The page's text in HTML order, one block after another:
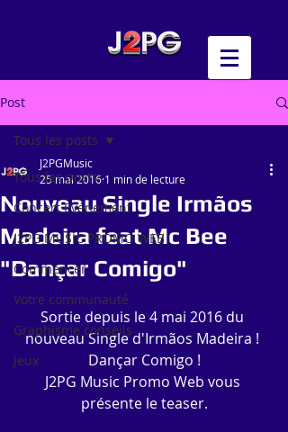
Post
Tous les posts
Concert Evénement
J2PG MUSIC PROMO WEB
Commencer
Votre communauté
Graphisme conseils
Jeux
Tous les posts
Nouveau Single Irmãos
Madeira feat Mc Bee
"Dançar Comigo"
J2PGMusic
25 mai 2016 1 min de lecture
Sortie depuis le 4 mai 2016 du
nouveau Single d'Irmãos Madeira !
Dançar Comigo !
J2PG Music Promo Web vous
présente le teaser.